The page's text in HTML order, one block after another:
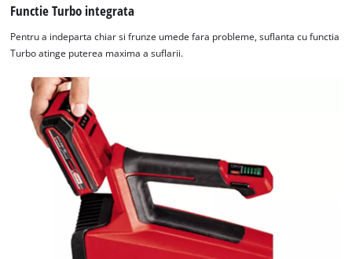
Functie Turbo integrata
Pentru a indeparta chiar si frunze umede fara probleme, suflanta cu functia
Turbo atinge puterea maxima a suflarii.